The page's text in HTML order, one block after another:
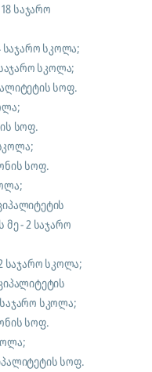
საჯარო
საჯარო სკოლა;
სკოლა;
სოფ.
სოფ.
სოფ.
- 2 საჯარო
საჯარო სკოლა;
სკოლა;
სოფ.
სოფ.